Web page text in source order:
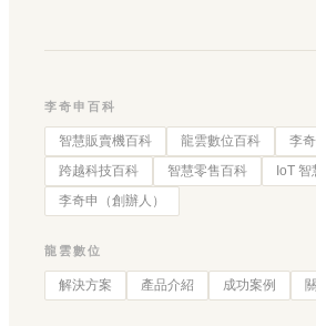
李奇申百科
智慧販賣機百科 龍雲數位百科 李
跨越科技百科
智慧零售百科
IoT 智
李奇申（創辦人）
龍雲數位
解決方案 產品介紹 成功案例